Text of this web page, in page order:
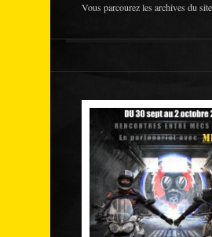
Vous parcourez les archives du